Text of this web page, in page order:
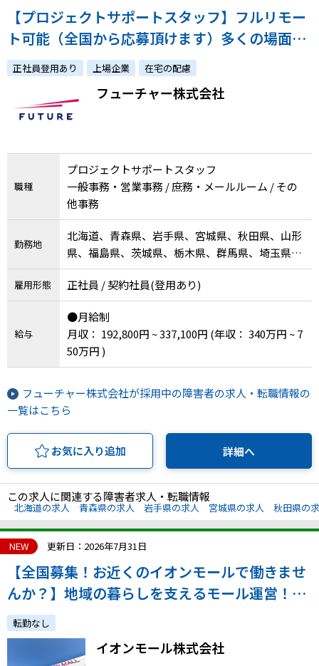
【プロジェクトサポートスタッフ】フルリモー
ト可能（全国から応募頂けます）多くの場面
で、細やかな心遣いなどホスピタリティが活か
せるお仕事🎵
正社員登用あり 上場企業 在宅の配慮
フューチャー株式会社
職種
プロジェクトサポートスタッフ
一般事務・営業事務 / 庶務・メールルーム / その
他事務
勤務地
北海道、青森県、岩手県、宮城県、秋田県、山形
県、福島県、茨城県、栃木県、群馬県、埼玉県、
千葉県、東京都、神奈川県、新潟県、富山県、石
川県、福井県、山梨県、長野県、岐阜県、静岡
県、愛知県、三重県、滋賀県、京都府、大阪府、
兵庫県、奈良県、和歌山県、鳥取県、島根県、岡
山県、広島県、山口県、徳島県、香川県、愛媛
県、高知県、福岡県、佐賀県、長崎県、熊本県、
大分県、宮崎県、鹿児島県、沖縄県
雇用形態 正社員 / 契約社員(登用あり)
給与
●月給制
月収： 192,800円 ~ 337,100円 (年収： 340万円 ~ 7
50万円 )
フューチャー株式会社が採用中の障害者の求人・転職情報の
一覧はこちら
お気に入り追加 詳細へ
この求人に関連する障害者求人・転職情報
北海道の求人 青森県の求人 岩手県の求人 宮城県の求人 秋田県の
NEW 更新日：2026年7月31日
【全国募集！お近くのイオンモールで働きませ
んか？】地域の暮らしを支えるモール運営！／
正社員採用／通院配慮あり
転勤なし
イオンモール株式会社
障害のある新卒学生専門の就職エージェントサービス
求人検索・スカウトサービス
障害者専門の求人検索・スカウトサービス
就労移行支援サービス
障害別専門支援の就労移行支援サービス
IT・Web制作スキルを身につける就労移行支援サービス
ソーシャルファームサービス
しいたけ生産で実現する
新しい障害者雇用支援サービス
ご利用ガイド
法人向けページ
メニューを閉じる
就職・転職ノウハウ
お問い合わせ・よくある質問
お問い合わせ
採用をお考えの企業様はこちら